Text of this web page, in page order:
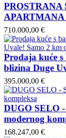
PROSTRANA
710.000,00 €
Prodaja kuće
blizina Duge
395.000,00 €
DUGO SELO
modernog
168.247,00 €